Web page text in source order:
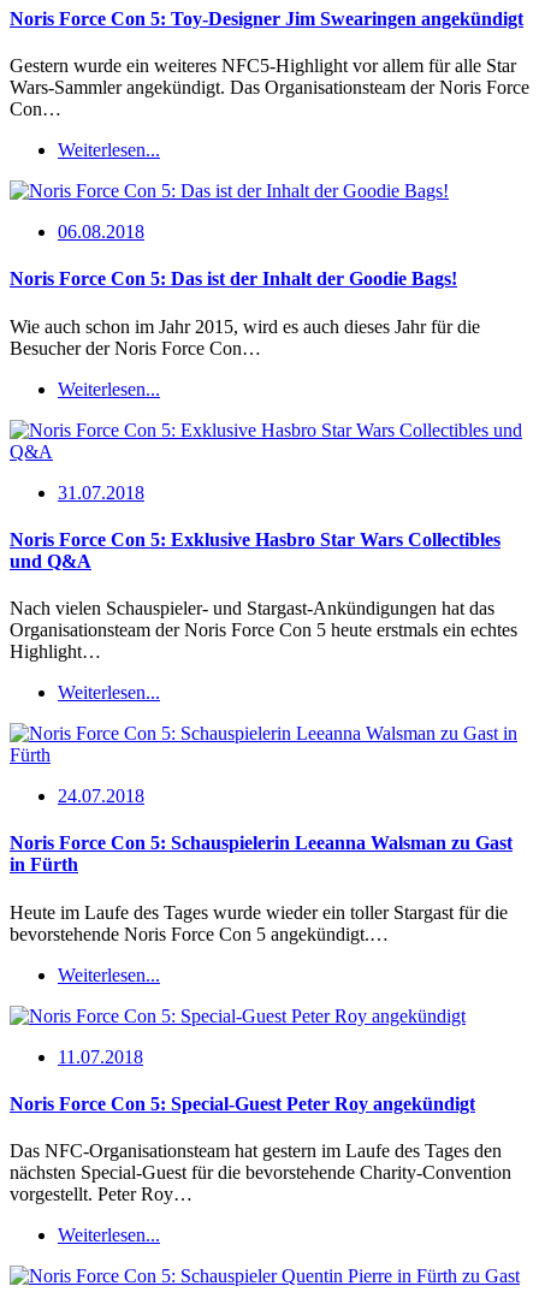
Noris Force Con 5: Toy-Designer Jim Swearingen angekündigt
Gestern wurde ein weiteres NFC5-Highlight vor allem für alle Star
Wars-Sammler angekündigt. Das Organisationsteam der Noris Force
Con…
Weiterlesen...
06.08.2018
Noris Force Con 5: Das ist der Inhalt der Goodie Bags!
Wie auch schon im Jahr 2015, wird es auch dieses Jahr für die
Besucher der Noris Force Con…
Weiterlesen...
31.07.2018
Noris Force Con 5: Exklusive Hasbro Star Wars Collectibles
und Q&A
Nach vielen Schauspieler- und Stargast-Ankündigungen hat das
Organisationsteam der Noris Force Con 5 heute erstmals ein echtes
Highlight…
Weiterlesen...
24.07.2018
Noris Force Con 5: Schauspielerin Leeanna Walsman zu Gast
in Fürth
Heute im Laufe des Tages wurde wieder ein toller Stargast für die
bevorstehende Noris Force Con 5 angekündigt.…
Weiterlesen...
11.07.2018
Noris Force Con 5: Special-Guest Peter Roy angekündigt
Das NFC-Organisationsteam hat gestern im Laufe des Tages den
nächsten Special-Guest für die bevorstehende Charity-Convention
vorgestellt. Peter Roy…
Weiterlesen...